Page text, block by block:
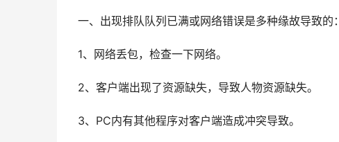
一、出现排队队列已满或网络错误是多种缘故导致的：
1、网络丢包，检查一下网络。
2、客户端出现了资源缺失，导致人物资源缺失。
3、PC内有其他程序对客户端造成冲突导致。